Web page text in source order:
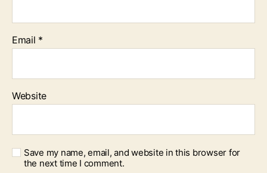
Email *
Website
Save my name, email, and website in this browser for
the next time I comment.